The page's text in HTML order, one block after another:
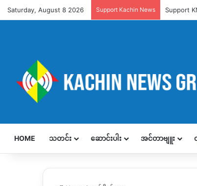
Saturday, August 8 2026 Support Kachin News Support
HOME သတင်း ဆောင်းပါး အင်တာဗျူး